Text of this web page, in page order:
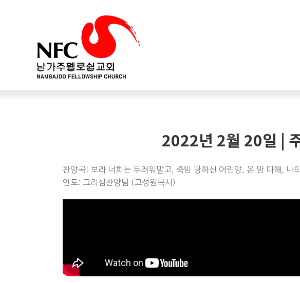
2022년 2월 20일 |
찬양곡: 보라 너희는 두려워말고, 죽임 당하신 어린양, 온 맘 다해, 나
인도: 그리심찬양팀 (고성원목사)